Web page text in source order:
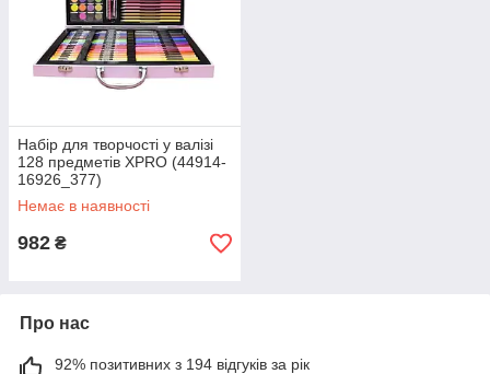
Набір для творчості у валізі
128 предметів XPRO (44914-
16926_377)
Немає в наявності
982 ₴
Про нас
92% позитивних з 194 відгуків за рік